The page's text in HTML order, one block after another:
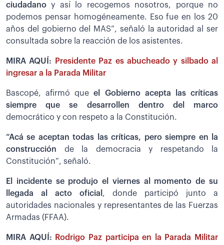
ciudadano y así lo recogemos nosotros, porque no
podemos pensar homogéneamente. Eso fue en los 20
años del gobierno del MAS”, señaló la autoridad al ser
consultada sobre la reacción de los asistentes.
MIRA AQUÍ:
Presidente Paz es abucheado y silbado al
ingresar a la Parada Militar
Bascopé, afirmó que el Gobierno acepta las críticas
siempre que se desarrollen dentro del marco
democrático y con respeto a la Constitución.
“Acá se aceptan todas las críticas, pero siempre en la
construcción de la democracia y respetando la
Constitución”, señaló.
El incidente se produjo el viernes al momento de su
llegada al acto oficial , donde participó junto a
autoridades nacionales y representantes de las Fuerzas
Armadas (FFAA).
MIRA AQUÍ:
Rodrigo Paz participa en la Parada Militar